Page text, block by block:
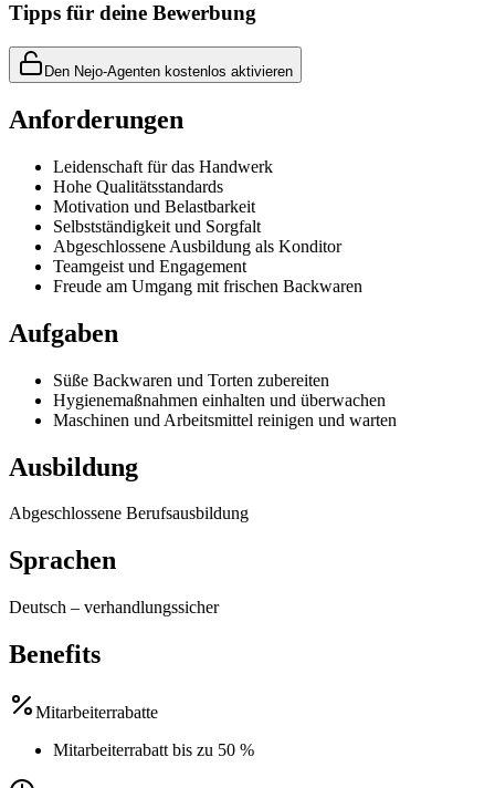
Tipps für deine Bewerbung
Den Nejo-Agenten kostenlos aktivieren
Anforderungen
Leidenschaft für das Handwerk
Hohe Qualitätsstandards
Motivation und Belastbarkeit
Selbstständigkeit und Sorgfalt
Abgeschlossene Ausbildung als Konditor
Teamgeist und Engagement
Freude am Umgang mit frischen Backwaren
Aufgaben
Süße Backwaren und Torten zubereiten
Hygienemaßnahmen einhalten und überwachen
Maschinen und Arbeitsmittel reinigen und warten
Ausbildung
Abgeschlossene Berufsausbildung
Sprachen
Deutsch – verhandlungssicher
Benefits
Mitarbeiterrabatte
Mitarbeiterrabatt bis zu 50 %